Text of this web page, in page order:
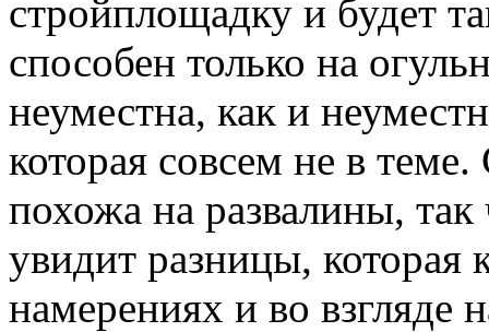
стройплощадку и будет
способен только на
неуместна, как и
которая совсем не в теме.
похожа на развалины,
увидит разницы, которая
намерениях и во взгляде